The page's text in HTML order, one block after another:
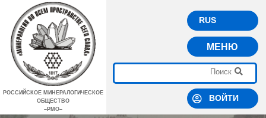
РОССИЙСКОЕ МИНЕРАЛОГИЧЕСКОЕ
ОБЩЕСТВО
–РМО–
RUS
МЕНЮ
ВОЙТИ